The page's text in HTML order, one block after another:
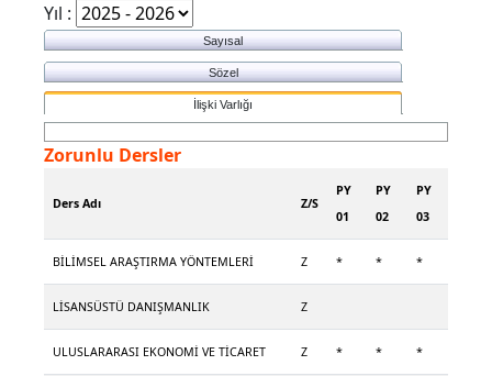
Yıl :
Sayısal
Sözel
İlişki Varlığı
Zorunlu Dersler
Ders Adı Z/S
PY
01
PY
02
PY
03
BİLİMSEL ARAŞTIRMA YÖNTEMLERİ Z * * *
LİSANSÜSTÜ DANIŞMANLIK Z
ULUSLARARASI EKONOMİ VE TİCARET Z * * *